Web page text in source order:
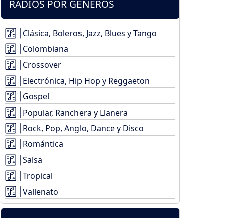
RADIOS POR GÉNEROS
Clásica, Boleros, Jazz, Blues y Tango
Colombiana
Crossover
Electrónica, Hip Hop y Reggaeton
Gospel
Popular, Ranchera y Llanera
Rock, Pop, Anglo, Dance y Disco
Romántica
Salsa
Tropical
Vallenato